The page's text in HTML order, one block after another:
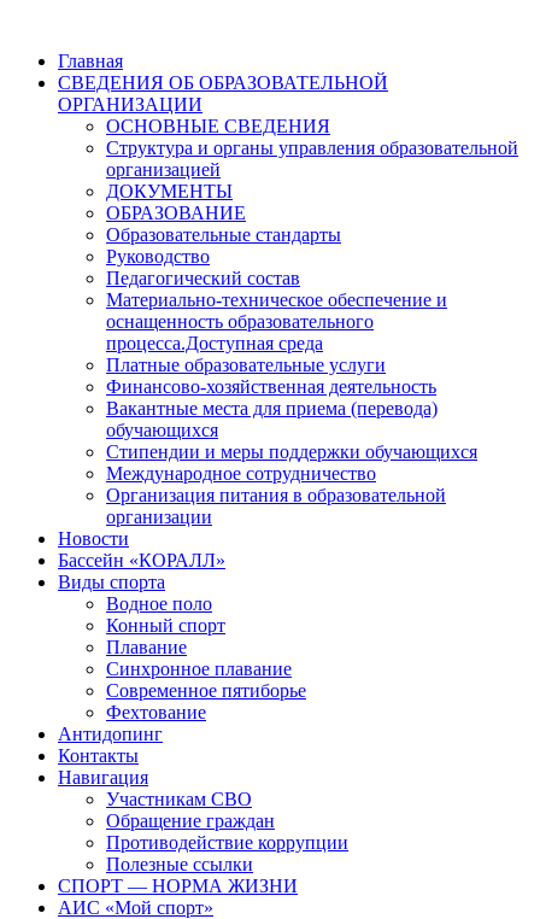
Главная
СВЕДЕНИЯ ОБ ОБРАЗОВАТЕЛЬНОЙ
ОРГАНИЗАЦИИ
ОСНОВНЫЕ СВЕДЕНИЯ
Структура и органы управления образовательной
организацией
ДОКУМЕНТЫ
ОБРАЗОВАНИЕ
Образовательные стандарты
Руководство
Педагогический состав
Материально-техническое обеспечение и
оснащенность образовательного
процесса.Доступная среда
Платные образовательные услуги
Финансово-хозяйственная деятельность
Вакантные места для приема (перевода)
обучающихся
Стипендии и меры поддержки обучающихся
Международное сотрудничество
Организация питания в образовательной
организации
Новости
Бассейн «КОРАЛЛ»
Виды спорта
Водное поло
Конный спорт
Плавание
Синхронное плавание
Современное пятиборье
Фехтование
Антидопинг
Контакты
Навигация
Участникам СВО
Обращение граждан
Противодействие коррупции
Полезные ссылки
СПОРТ — НОРМА ЖИЗНИ
АИС «Мой спорт»